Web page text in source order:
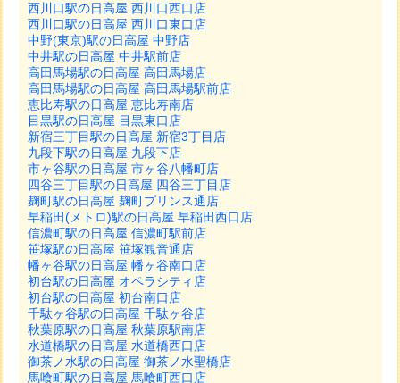
西川口駅の日高屋 西川口西口店
西川口駅の日高屋 西川口東口店
中野(東京)駅の日高屋 中野店
中井駅の日高屋 中井駅前店
高田馬場駅の日高屋 高田馬場店
高田馬場駅の日高屋 高田馬場駅前店
恵比寿駅の日高屋 恵比寿南店
目黒駅の日高屋 目黒東口店
新宿三丁目駅の日高屋 新宿3丁目店
九段下駅の日高屋 九段下店
市ヶ谷駅の日高屋 市ヶ谷八幡町店
四谷三丁目駅の日高屋 四谷三丁目店
麹町駅の日高屋 麹町プリンス通店
早稲田(メトロ)駅の日高屋 早稲田西口店
信濃町駅の日高屋 信濃町駅前店
笹塚駅の日高屋 笹塚観音通店
幡ヶ谷駅の日高屋 幡ヶ谷南口店
初台駅の日高屋 オペラシティ店
初台駅の日高屋 初台南口店
千駄ヶ谷駅の日高屋 千駄ヶ谷店
秋葉原駅の日高屋 秋葉原駅南店
水道橋駅の日高屋 水道橋西口店
御茶ノ水駅の日高屋 御茶ノ水聖橋店
馬喰町駅の日高屋 馬喰町西口店